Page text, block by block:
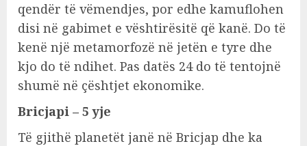
qendër të vëmendjes, por edhe kamuflohen
disi në gabimet e vështirësitë që kanë. Do të
kenë një metamorfozë në jetën e tyre dhe
kjo do të ndihet. Pas datës 24 do të tentojnë
shumë në çështjet ekonomike.
Bricjapi – 5 yje
Të gjithë planetët janë në Bricjap dhe ka